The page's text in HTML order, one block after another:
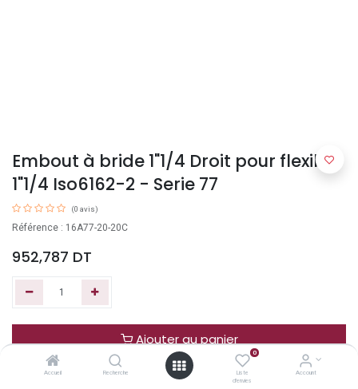
Accueil Recherche
0
Liste
d'envies
Account
Embout à bride 1"1/4 Droit pour flexible
1"1/4 Iso6162-2 - Serie 77
(0 avis)
Référence : 16A77-20-20C
952,787 DT
Ajouter au panier
Acheter maintenant